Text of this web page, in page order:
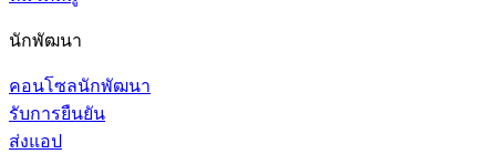
นักพัฒนา
คอนโซลนักพัฒนา
รับการยืนยัน
ส่งแอป